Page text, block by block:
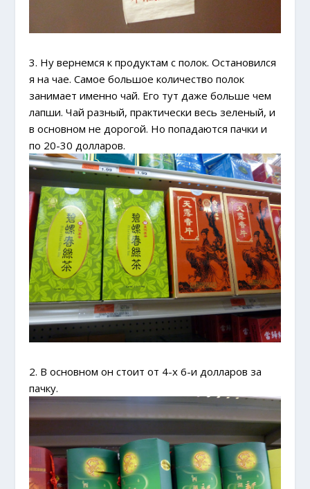
3. Ну вернемся к продуктам с полок. Остановился
я на чае. Самое большое количество полок
занимает именно чай. Его тут даже больше чем
лапши. Чай разный, практически весь зеленый, и
в основном не дорогой. Но попадаются пачки и
по 20-30 долларов.
2. В основном он стоит от 4-х 6-и долларов за
пачку.